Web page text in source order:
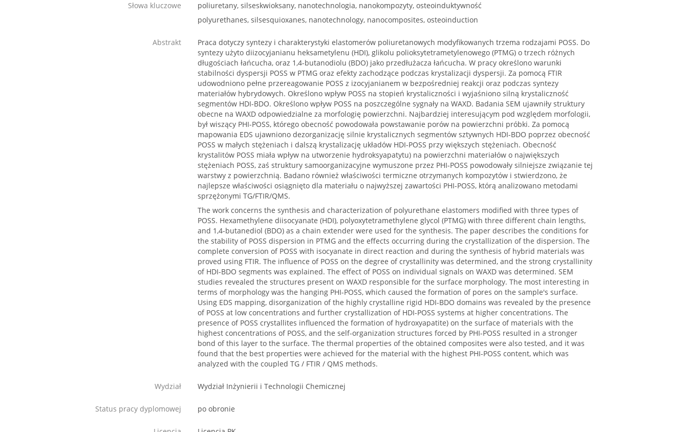
Słowa kluczowe
poliuretany, silseskwioksany, nanotechnologia, nanokompozyty, osteoinduktywność
polyurethanes, silsesquioxanes, nanotechnology, nanocomposites, osteoinduction
Abstrakt
Praca dotyczy syntezy i charakterystyki elastomerów poliuretanowych modyfikowanych trzema rodzajami POSS. Do
syntezy użyto diizocyjanianu heksametylenu (HDI), glikolu polioksytetrametylenowego (PTMG) o trzech różnych
długościach łańcucha, oraz 1,4-butanodiolu (BDO) jako przedłużacza łańcucha. W pracy określono warunki
stabilności dyspersji POSS w PTMG oraz efekty zachodzące podczas krystalizacji dyspersji. Za pomocą FTIR
udowodniono pełne przereagowanie POSS z izocyjanianem w bezpośredniej reakcji oraz podczas syntezy
materiałów hybrydowych. Określono wpływ POSS na stopień krystaliczności i wyjaśniono silną krystaliczność
segmentów HDI-BDO. Określono wpływ POSS na poszczególne sygnały na WAXD. Badania SEM ujawniły struktury
obecne na WAXD odpowiedzialne za morfologię powierzchni. Najbardziej interesującym pod względem morfologii,
był wiszący PHI-POSS, którego obecność powodowała powstawanie porów na powierzchni próbki. Za pomocą
mapowania EDS ujawniono dezorganizację silnie krystalicznych segmentów sztywnych HDI-BDO poprzez obecność
POSS w małych stężeniach i dalszą krystalizację układów HDI-POSS przy większych stężeniach. Obecność
krystalitów POSS miała wpływ na utworzenie hydroksyapatytu) na powierzchni materiałów o największych
stężeniach POSS, zaś struktury samoorganizacyjne wymuszone przez PHI-POSS powodowały silniejsze związanie tej
warstwy z powierzchnią. Badano również właściwości termiczne otrzymanych kompozytów i stwierdzono, że
najlepsze właściwości osiągnięto dla materiału o najwyższej zawartości PHI-POSS, którą analizowano metodami
sprzężonymi TG/FTIR/QMS.
The work concerns the synthesis and characterization of polyurethane elastomers modified with three types of
POSS. Hexamethylene diisocyanate (HDI), polyoxytetramethylene glycol (PTMG) with three different chain lengths,
and 1,4-butanediol (BDO) as a chain extender were used for the synthesis. The paper describes the conditions for
the stability of POSS dispersion in PTMG and the effects occurring during the crystallization of the dispersion. The
complete conversion of POSS with isocyanate in direct reaction and during the synthesis of hybrid materials was
proved using FTIR. The influence of POSS on the degree of crystallinity was determined, and the strong crystallinity
of HDI-BDO segments was explained. The effect of POSS on individual signals on WAXD was determined. SEM
studies revealed the structures present on WAXD responsible for the surface morphology. The most interesting in
terms of morphology was the hanging PHI-POSS, which caused the formation of pores on the sample's surface.
Using EDS mapping, disorganization of the highly crystalline rigid HDI-BDO domains was revealed by the presence
of POSS at low concentrations and further crystallization of HDI-POSS systems at higher concentrations. The
presence of POSS crystallites influenced the formation of hydroxyapatite) on the surface of materials with the
highest concentrations of POSS, and the self-organization structures forced by PHI-POSS resulted in a stronger
bond of this layer to the surface. The thermal properties of the obtained composites were also tested, and it was
found that the best properties were achieved for the material with the highest PHI-POSS content, which was
analyzed with the coupled TG / FTIR / QMS methods.
Wydział Wydział Inżynierii i Technologii Chemicznej
Status pracy dyplomowej po obronie